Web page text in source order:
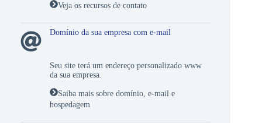
Veja os recursos de contato
Domínio da sua empresa com e-mail
Seu site terá um endereço personalizado www
da sua empresa.
Saiba mais sobre domínio, e-mail e
hospedagem